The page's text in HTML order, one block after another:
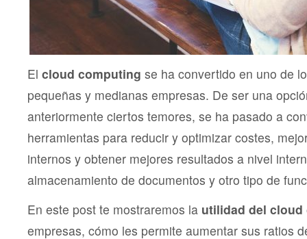
El cloud computing se ha convertido en uno de
pequeñas y medianas empresas. De ser una
anteriormente ciertos temores, se ha pasado a
herramientas para reducir y optimizar costes,
internos y obtener mejores resultados a nivel
almacenamiento de documentos y otro tipo de
En este post te mostraremos la utilidad del
empresas, cómo les permite aumentar sus ratios